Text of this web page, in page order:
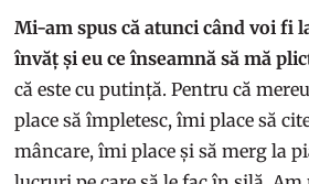
Mi-am spus că atunci când voi fi
învăț și eu ce înseamnă să mă
că este cu putință. Pentru că
place să împletesc, îmi place să
mâncare, îmi place și să merg la